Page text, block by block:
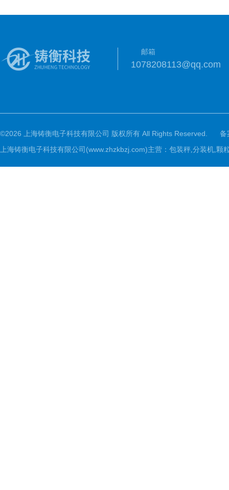
邮箱
1078208113@qq.com
©2026 上海铸衡电子科技有限公司 版权所有 All Rights Reserved.
备
上海铸衡电子科技有限公司(www.zhzkbzj.com)主营： 包装秤,分装机,颗